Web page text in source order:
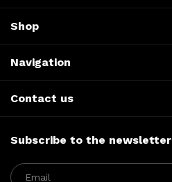
Shop
Navigation
Contact us
Subscribe to the newsletter